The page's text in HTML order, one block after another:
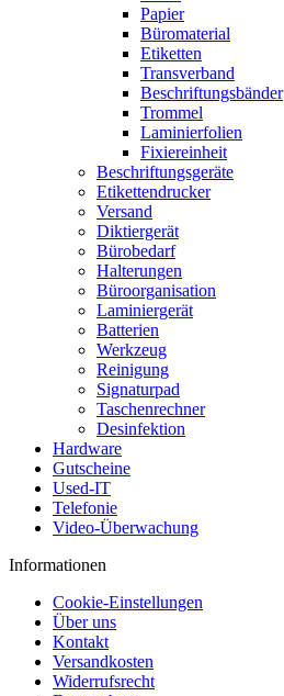
Papier
Büromaterial
Etiketten
Transverband
Beschriftungsbänder
Trommel
Laminierfolien
Fixiereinheit
Beschriftungsgeräte
Etikettendrucker
Versand
Diktiergerät
Bürobedarf
Halterungen
Büroorganisation
Laminiergerät
Batterien
Werkzeug
Reinigung
Signaturpad
Taschenrechner
Desinfektion
Hardware
Gutscheine
Used-IT
Telefonie
Video-Überwachung
Informationen
Cookie-Einstellungen
Über uns
Kontakt
Versandkosten
Widerrufsrecht